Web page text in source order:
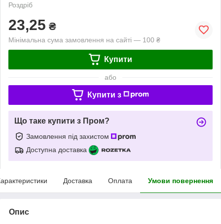
Роздріб
23,25 ₴
Мінімальна сума замовлення на сайті — 100 ₴
Купити
або
Купити з
Що таке купити з Пром?
Замовлення під захистом
Доступна доставка
Доставка Оплата Умови повернення
Опис